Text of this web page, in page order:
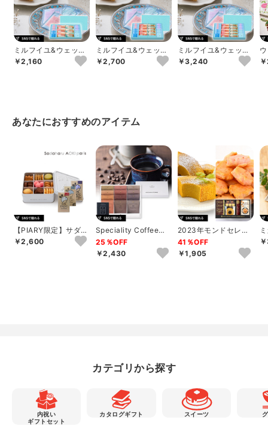
ミルフイユ&ウェッジ
ウッドティーバッグセ
ット 16個
￥2,160
ミルフイユ&ウェッジ
ウッドティーバッグセ
ット 20個
￥2,700
ミルフイユ&ウェッジ
ウッドティーバッグセ
ット 24個
￥3,240
あなたにおすすめのアイテム
【PIARY限定】サダハ
ル アオキ パリ コフレ
アソー...
￥2,600
Speciality Coffeeセ
ットC
25％OFF
￥2,430
2023年モンドセレク
ション銀賞受賞 セイ
コー珈琲＆和洋...
41％OFF
￥1,905
カテゴリから探す
内祝い
ギフトセット
カタログギフト スイーツ